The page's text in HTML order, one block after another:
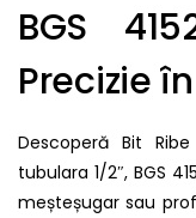
BGS
Precizie
Descoperă Bit
tubulara 1/2″, BGS
meșteșugar sau